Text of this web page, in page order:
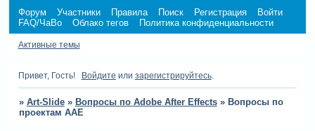
Форум Участники Правила Поиск Регистрация
Войти
FAQ/ЧаВо
Облако тегов Политика конфиденциальности
Активные темы
Привет, Гость! Войдите или зарегистрируйтесь.
» Art-Slide » Вопросы по Adobe After Effects » Вопросы по
проектам ААЕ